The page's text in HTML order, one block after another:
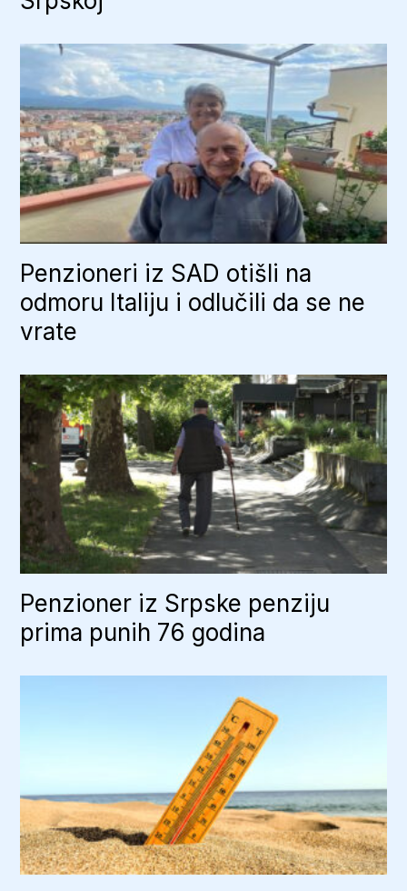
Penzioneri iz SAD otišli na
odmoru Italiju i odlučili da se ne
vrate
Penzioner iz Srpske penziju
prima punih 76 godina